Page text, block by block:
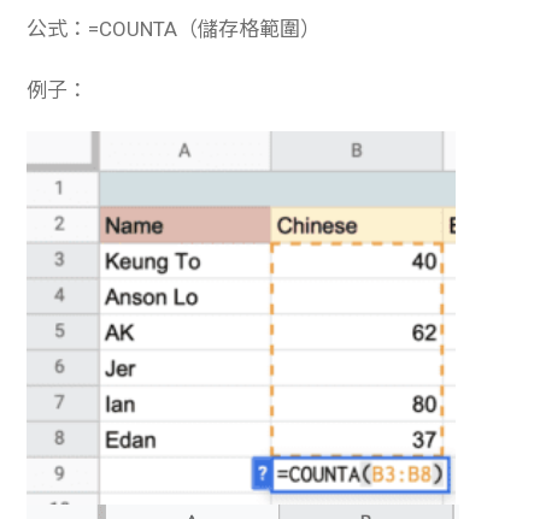
公式：=COUNTA（儲存格範圍）
例子：